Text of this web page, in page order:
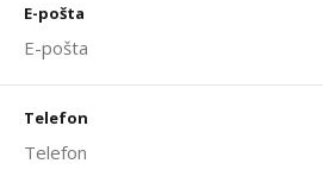
E-pošta
Telefon